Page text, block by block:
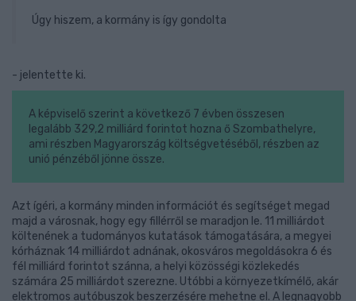
Úgy hiszem, a kormány is így gondolta
- jelentette ki.
A képviselő szerint a következő 7 évben összesen
legalább 329,2 milliárd forintot hozna ő Szombathelyre,
ami részben Magyarország költségvetéséből, részben az
unió pénzéből jönne össze.
Azt ígéri, a kormány minden információt és segítséget megad
majd a városnak, hogy egy fillérről se maradjon le. 11 milliárdot
költenének a tudományos kutatások támogatására, a megyei
kórháznak 14 milliárdot adnának, okosváros megoldásokra 6 és
fél milliárd forintot szánna, a helyi közösségi közlekedés
számára 25 milliárdot szerezne. Utóbbi a környezetkímélő, akár
elektromos autóbuszok beszerzésére mehetne el. A legnagyobb